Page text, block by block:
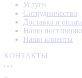
Услуги
Сотрудничество
Доставка и
Наши
Наши клиенты
КОНТАКТЫ